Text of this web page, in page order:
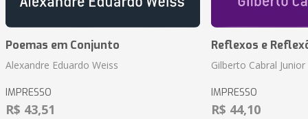
Poemas em Conjunto
Alexandre Eduardo Weiss
IMPRESSO
R$ 43,51
Reflexos e
Gilberto Cabral Junior
IMPRESSO
R$ 44,10